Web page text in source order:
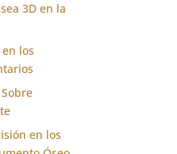
3D en la
los
en los